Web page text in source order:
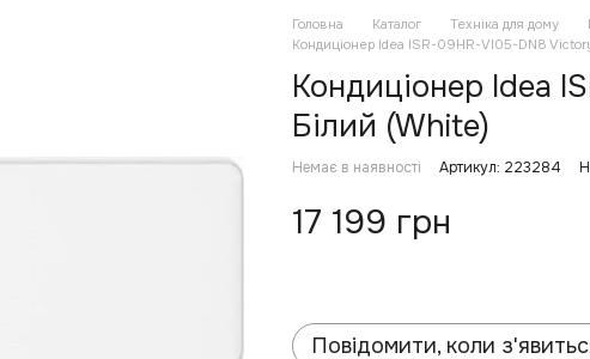
Головна Каталог Техніка для дому
Кондиціонер Idea ISR-09HR-VI05-DN8
Кондиціонер Idea
Білий (White)
Немає в наявності Артикул: 223284
17 199 грн
Повідомити, коли